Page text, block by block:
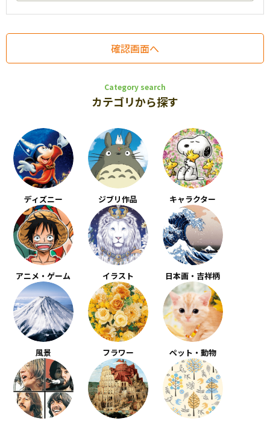
Category search
カテゴリから探す
ディズニー ジブリ作品 キャラクター
アニメ・ゲーム イラスト 日本画・吉祥柄
風景 フラワー ペット・動物